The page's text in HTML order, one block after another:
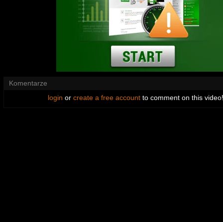
Komentarze
login or create a free accountto comment on this video!